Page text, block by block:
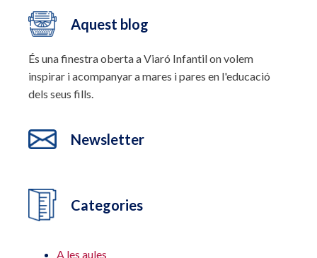
Aquest blog
És una finestra oberta a Viaró Infantil on volem
inspirar i acompanyar a mares i pares en l'educació
dels seus fills.
Newsletter
Categories
A les aules